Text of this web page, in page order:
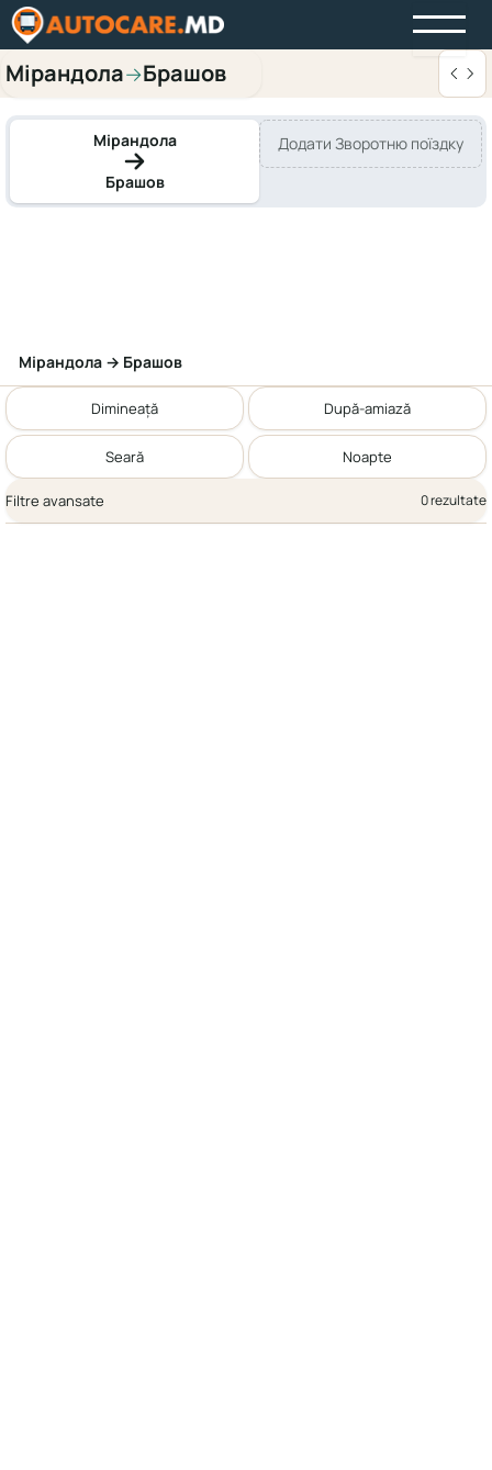
Мірандола→Брашов
Мірандола
Брашов
Додати Зворотню поїздку
Мірандола → Брашов
Dimineață După-amiază
Seară Noapte
Filtre avansate 0 rezultate